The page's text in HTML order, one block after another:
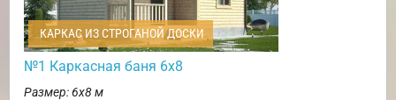
КАРКАС ИЗ СТРОГАНОЙ ДОСКИ
№1 Каркасная баня 6х8
Размер: 6х8 м